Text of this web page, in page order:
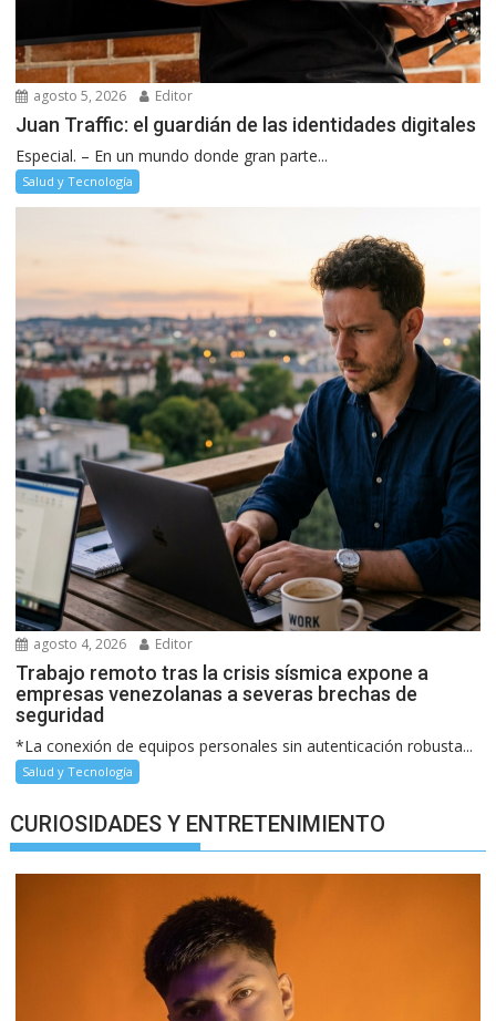
agosto 5, 2026 Editor
Juan Traffic: el guardián de las identidades digitales
Especial. – En un mundo donde gran parte...
Salud y Tecnología
agosto 4, 2026 Editor
Trabajo remoto tras la crisis sísmica expone a
empresas venezolanas a severas brechas de
seguridad
*La conexión de equipos personales sin autenticación robusta...
Salud y Tecnología
CURIOSIDADES Y ENTRETENIMIENTO